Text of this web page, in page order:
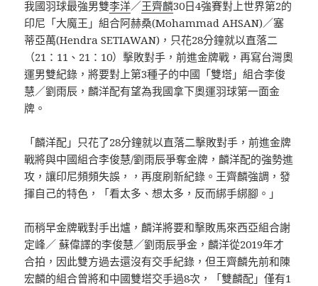
我國羽球最強男雙李洋／王齊麟30日4強賽對上世界第2的
印尼「大魔王」組合阿赫桑(Mohammad AHSAN)／塞
蒂亞萬(Hendra SETIAWAN)，只花28分鐘就以直落二
（21：11、21：10）擊敗對手，前進金牌戰，再寫台灣奧
運男雙紀錄，將要對上第3種子的中國「雙塔」組合李俊
慧／劉雨辰，麟洋配有望為我國拿下奧運羽球第一面金
牌。
「麟洋配」只花了28分鐘就以直落二擊敗對手，前進金牌
戰將與中國組合李俊慧/劉雨辰爭奪金牌，麟洋配的強勢進
攻，讓印尼頻頻失誤，，再度刷新紀錄。王齊麟強調，發
揮自己的特色，「看太多、想太多，反而綁手綁腳。」
而稍早金牌戰對手出爐，麟洋將要和擊敗馬來西亞組合謝
定峰／ 蘇偉譯的李俊慧／劉雨辰爭金，麟洋從2019年才
合拍，因此雙方過去還沒有交手紀錄，但王齊麟先前和陳
宏麟的組合曾將和中國雙塔交手過8次，「雙麟配」僅有1